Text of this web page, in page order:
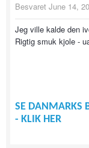
Besvaret June 14,
Jeg ville kalde den
Rigtig smuk kjole -
SE DANMARKS
- KLIK HER